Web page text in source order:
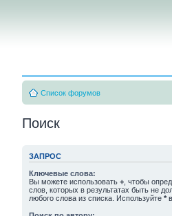
Список форумов
Поиск
ЗАПРОС
Ключевые слова:
Вы можете использовать + , чтобы
слов, которых в результатах быть не
любого слова из списка. Используйте *